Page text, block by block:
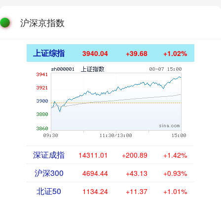
沪深京指数
上证综指 3940.04 +39.68 +1.02%
深证成指 14311.01 +200.89 +1.42%
沪深300 4694.44 +43.13 +0.93%
北证50 1134.24 +11.37 +1.01%